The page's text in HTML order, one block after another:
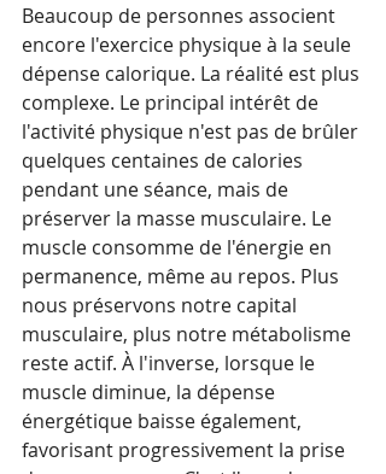
Beaucoup de personnes associent
encore l'exercice physique à la seule
dépense calorique. La réalité est plus
complexe. Le principal intérêt de
l'activité physique n'est pas de brûler
quelques centaines de calories
pendant une séance, mais de
préserver la masse musculaire. Le
muscle consomme de l'énergie en
permanence, même au repos. Plus
nous préservons notre capital
musculaire, plus notre métabolisme
reste actif. À l'inverse, lorsque le
muscle diminue, la dépense
énergétique baisse également,
favorisant progressivement la prise